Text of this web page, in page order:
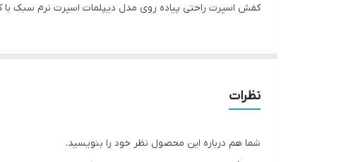
کفش اسپرت راحتی پیاده روی مدل دیپلمات اسپرت نرم سبک با
نظرات
شما هم درباره این محصول نظر خود را بنویسید.